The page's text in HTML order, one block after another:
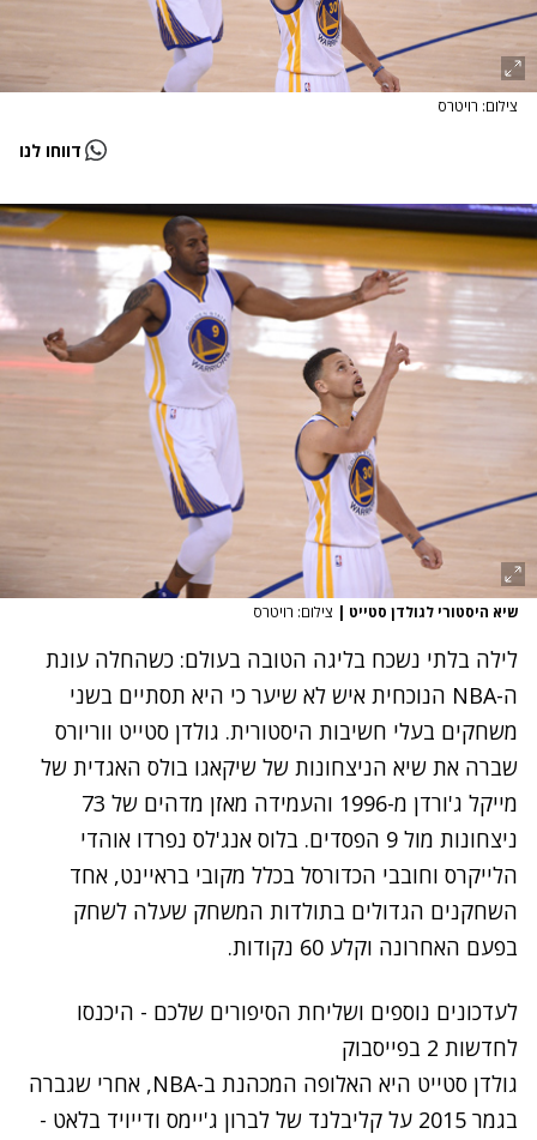
צילום: רויטרס
דווחו לנו
שיא היסטורי לגולדן סטייט | צילום: רויטרס
לילה בלתי נשכח בליגה הטובה בעולם: כשהחלה עונת
ה-NBA הנוכחית איש לא שיער כי היא תסתיים בשני
משחקים בעלי חשיבות היסטורית. גולדן סטייט ווריורס
שברה את שיא הניצחונות של שיקאגו בולס האגדית של
מייקל ג'ורדן מ-1996 והעמידה מאזן מדהים של 73
ניצחונות מול 9 הפסדים. בלוס אנג'לס נפרדו אוהדי
הלייקרס וחובבי הכדורסל בכלל מקובי בראיינט, אחד
השחקנים הגדולים בתולדות המשחק שעלה לשחק
בפעם האחרונה וקלע 60 נקודות.
לעדכונים נוספים ושליחת הסיפורים שלכם - היכנסו
לחדשות 2 בפייסבוק
גולדן סטייט היא האלופה המכהנת ב-NBA, אחרי שגברה
בגמר 2015 על קליבלנד של לברון ג'יימס ודייויד בלאט -